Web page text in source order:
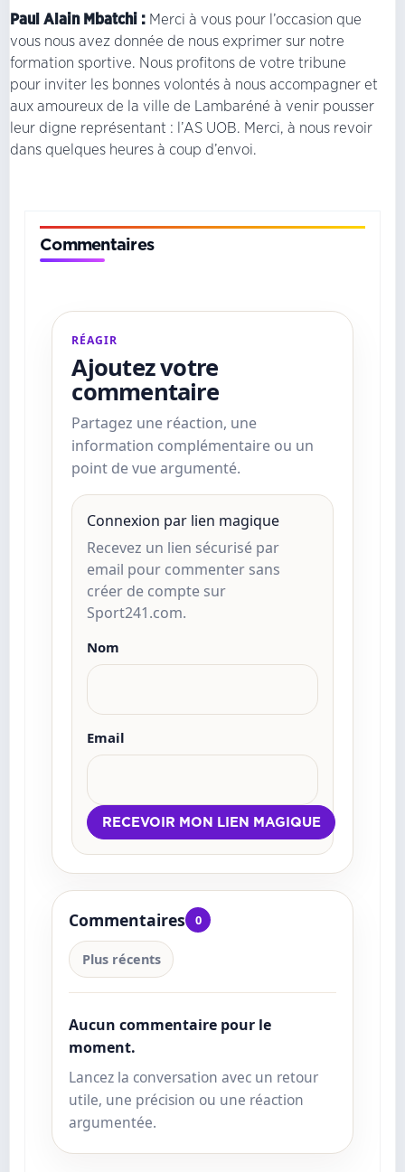
Paul Alain Mbatchi : Merci à vous pour l’occasion que
vous nous avez donnée de nous exprimer sur notre
formation sportive. Nous profitons de votre tribune
pour inviter les bonnes volontés à nous accompagner et
aux amoureux de la ville de Lambaréné à venir pousser
leur digne représentant : l’AS UOB. Merci, à nous revoir
dans quelques heures à coup d’envoi.
Commentaires
RÉAGIR
Ajoutez votre
commentaire
Partagez une réaction, une
information complémentaire ou un
point de vue argumenté.
Connexion par lien magique
Recevez un lien sécurisé par
email pour commenter sans
créer de compte sur
Sport241.com.
Nom
Email
Commentaires 0
Plus récents
Aucun commentaire pour le
moment.
Lancez la conversation avec un retour
utile, une précision ou une réaction
argumentée.